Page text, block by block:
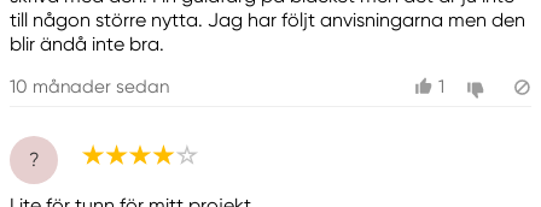
till någon större nytta. Jag har följt anvisningarna men den
blir ändå inte bra.
10 månader sedan 1
?